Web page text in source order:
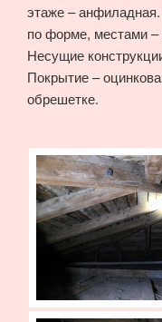
этаже –
по форме, местами
Несущие
Покрытие –
обрешетке.